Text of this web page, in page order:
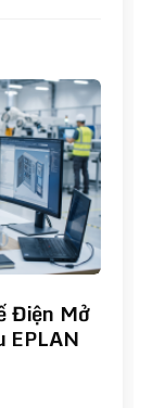
Điện Mở
EPLAN